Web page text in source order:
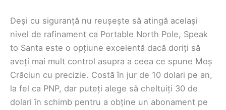
Deși cu siguranță nu reușește să atingă același
nivel de rafinament ca Portable North Pole, Speak
to Santa este o opțiune excelentă dacă doriți să
aveți mai mult control asupra a ceea ce spune Moș
Crăciun cu precizie. Costă în jur de 10 dolari pe an,
la fel ca PNP, dar puteți alege să cheltuiți 30 de
dolari în schimb pentru a obține un abonament pe